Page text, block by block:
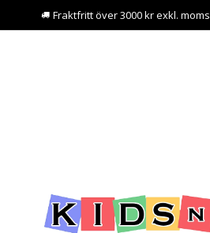
Fraktfritt över 3000 kr exkl. moms